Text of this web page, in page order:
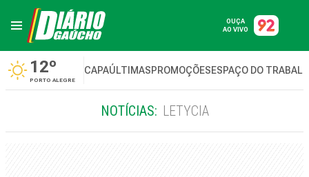
OUÇA
AO VIVO
12º
PORTO ALEGRE
CAPAÚLTIMASPROMOÇÕESESPAÇO DO
NOTÍCIAS: LETYCIA